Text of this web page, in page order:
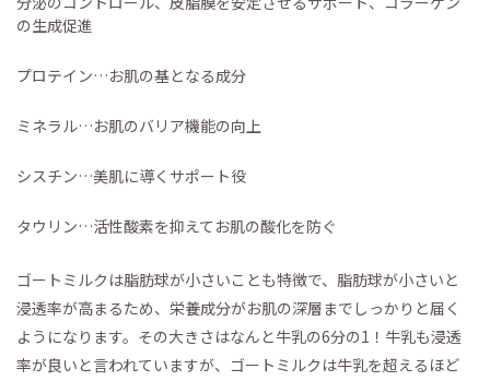
の生成促進
プロテイン…お肌の基となる成分
ミネラル…お肌のバリア機能の向上
シスチン…美肌に導くサポート役
タウリン…活性酸素を抑えてお肌の酸化を防ぐ
ゴートミルクは脂肪球が小さいことも特徴で、脂肪球が小さいと
浸透率が高まるため、栄養成分がお肌の深層までしっかりと届く
ようになります。その大きさはなんと牛乳の6分の1！牛乳も浸透
率が良いと言われていますが、ゴートミルクは牛乳を超えるほど